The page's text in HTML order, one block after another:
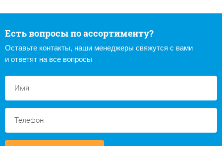
Есть вопросы по ассортименту?
Оставьте контакты, наши менеджеры свяжутся с вами
и ответят на все вопросы